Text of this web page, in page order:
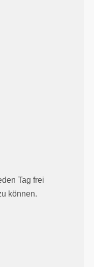
Tag frei
können.